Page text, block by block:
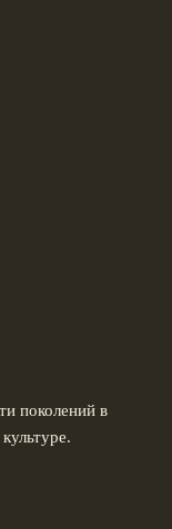
поколений в